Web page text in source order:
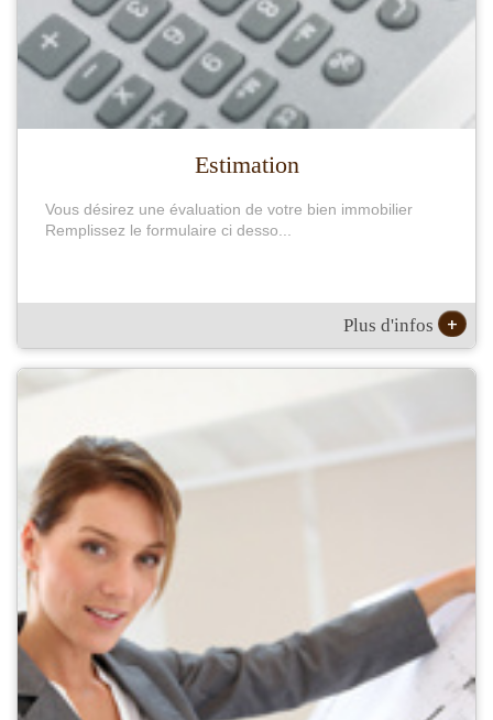
Estimation
Vous désirez une évaluation de votre bien immobilier
Remplissez le formulaire ci desso...
Plus d'infos +